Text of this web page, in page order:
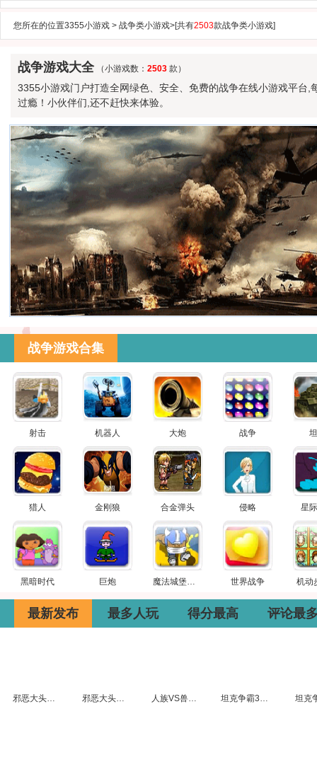
您所在的位置3355小游戏 > 战争类小游戏>[共有2503款战争类小游戏]
战争游戏大全 （小游戏数： 2503 款）
3355小游戏门户打造全网绿色、安全、免费的战争在线小游戏平台
过瘾！小伙伴们,还不赶快来体验。
战争游戏合集
射击 机器人 大炮 战争
猎人 金刚狼 合金弹头 侵略 星
黑暗时代 巨炮 魔法城堡防御 世界战争 机动
最新发布 最多人玩 得分最高 评论最
邪恶大头防御战无敌版 邪恶大头防御战中文版 人族VS兽族5 坦克争霸3升级版 坦克